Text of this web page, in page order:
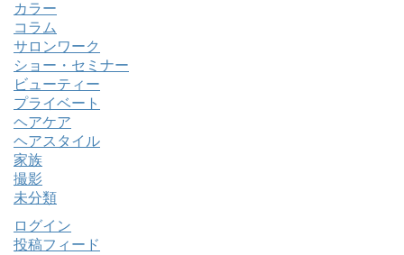
カラー
コラム
サロンワーク
ショー・セミナー
ビューティー
プライベート
ヘアケア
ヘアスタイル
家族
撮影
未分類
ログイン
投稿フィード